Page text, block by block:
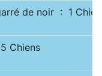
de noir : 1
Chiens